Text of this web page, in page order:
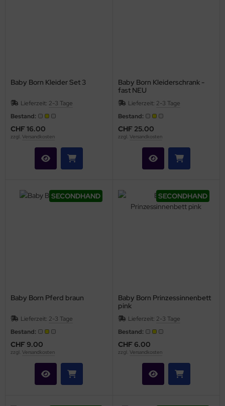
Baby Born Kleider Set 3
Lieferzeit: 2-3 Tage
Bestand:
CHF 16.00
zzgl. Versandkosten
Baby Born Kleiderschrank -
fast NEU
Lieferzeit: 2-3 Tage
Bestand:
CHF 25.00
zzgl. Versandkosten
SECONDHAND
Baby Born Pferd braun
Lieferzeit: 2-3 Tage
Bestand:
CHF 9.00
zzgl. Versandkosten
SECONDHAND
Baby Born Prinzessinnenbett
pink
Lieferzeit: 2-3 Tage
Bestand:
CHF 6.00
zzgl. Versandkosten